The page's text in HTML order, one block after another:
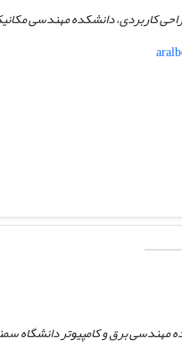
کاربردی، دانشکده مهندسی
مهندسی برق و کامپیوتر دانشگاه